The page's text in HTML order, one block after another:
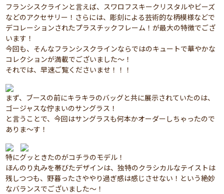
フランシスクラインと言えば、スワロフスキークリスタルやビーズ
などのアクセサリー！さらには、彫刻による芸術的な柄模様などで
デコレーションされたプラスチックフレーム！が最大の特徴でござ
います！
今回も、そんなフランシスクラインならではのキュートで華やかな
コレクションが満載でございました～！
それでは、早速ご覧くださいませ！！！
まず、ブースの前にキラキラのバッグと共に展示されていたのは、
ゴージャスな佇まいのサングラス！
と言うことで、今回はサングラスも何本かオーダーしちゃったので
ありま～す！
特にグッときたのがコチラのモデル！
ほんのり丸みを帯びたデザインは、独特のクラシカルなテイストは
残しつつも、野暮ったさややり過ぎ感は感じさせない！という絶妙
なバランスでございました～！